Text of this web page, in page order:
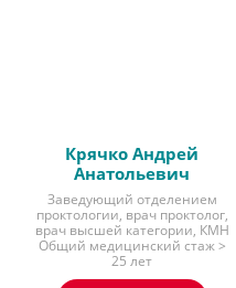
Крячко Андрей
Анатольевич
Заведующий отделением
проктологии, врач проктолог,
врач высшей категории, КМН
Общий медицинский стаж >
25 лет